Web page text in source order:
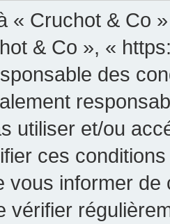
« Cruchot & Co
& Co », «
des
utiliser et/ou
ces
vous informer
vérifier